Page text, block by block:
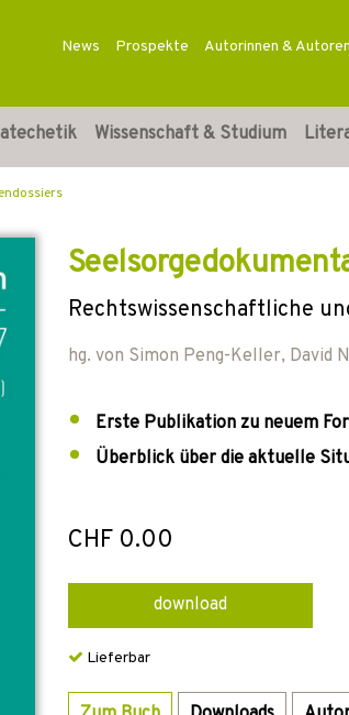
News Prospekte Autorinnen & Autoren
Wissenschaft & Studium
Rechtswissenschaftliche
hg. von Simon Peng-Keller, David
Erste Publikation zu neuem
Überblick über die aktuelle
CHF 0.00
download
Lieferbar